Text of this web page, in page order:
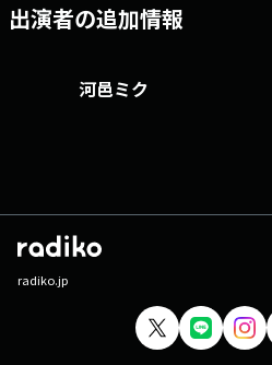
出演者の追加情報
河邑ミク
radiko.jp